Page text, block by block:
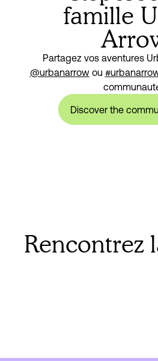
famille
@urbanarrow ou
Discover the
Rencontrez